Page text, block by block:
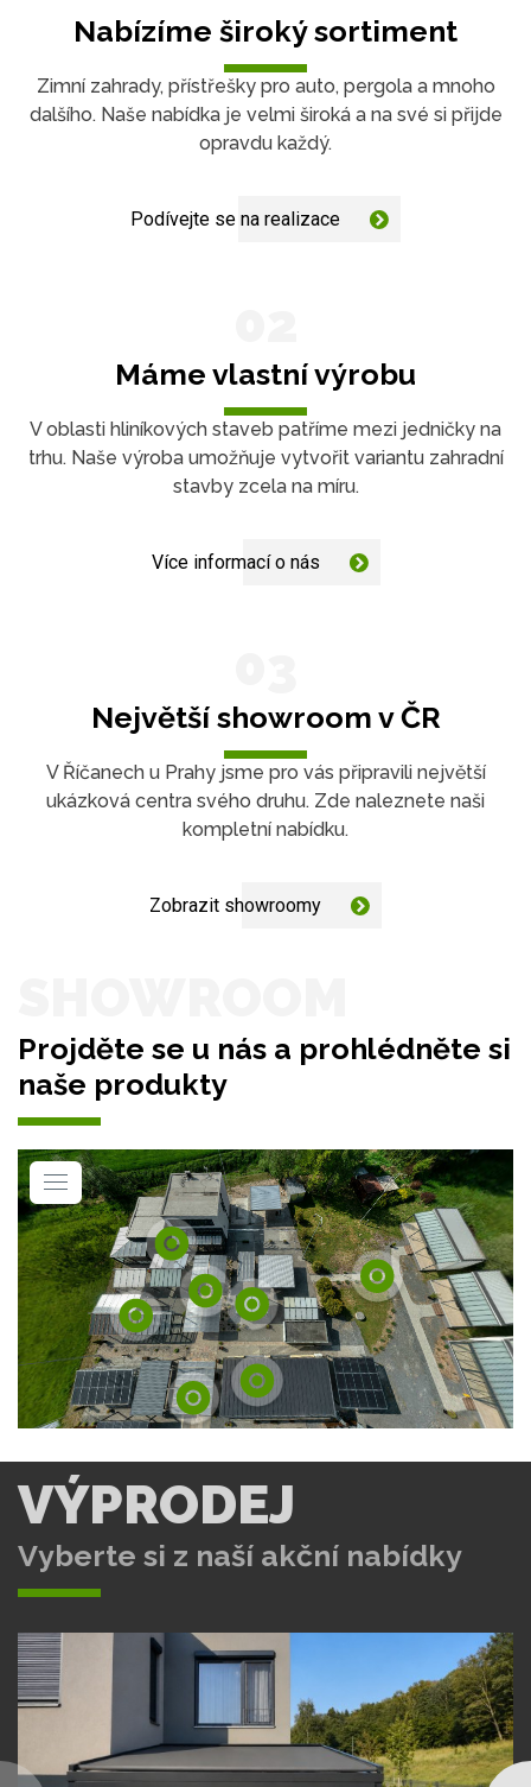
Nabízíme široký sortiment
Zimní zahrady, přístřešky pro auto, pergola a mnoho
dalšího. Naše nabídka je velmi široká a na své si přijde
opravdu každý.
Podívejte se na realizace
Máme vlastní výrobu
V oblasti hliníkových staveb patříme mezi jedničky na
trhu. Naše výroba umožňuje vytvořit variantu zahradní
stavby zcela na míru.
Více informací o nás
Největší showroom v ČR
V Říčanech u Prahy jsme pro vás připravili největší
ukázková centra svého druhu. Zde naleznete naši
kompletní nabídku.
Zobrazit showroomy
Projděte se u nás a prohlédněte si
naše produkty
VÝPRODEJ
Vyberte si z naší akční nabídky